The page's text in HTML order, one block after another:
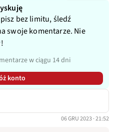
bez limitu, śledź
swoje komentarze. Nie
w ciągu 14 dni
konto
06 GRU 2023 · 21:52